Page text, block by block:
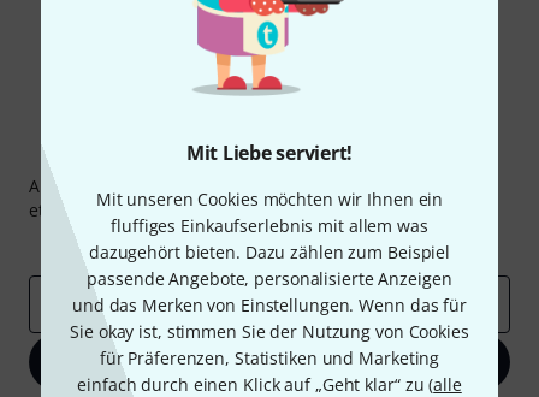
Mit Liebe serviert!
Mit unseren Cookies möchten wir Ihnen ein
fluffiges Einkaufserlebnis mit allem was
dazugehört bieten. Dazu zählen zum Beispiel
passende Angebote, personalisierte Anzeigen
und das Merken von Einstellungen. Wenn das für
Sie okay ist, stimmen Sie der Nutzung von Cookies
für Präferenzen, Statistiken und Marketing
einfach durch einen Klick auf „Geht klar“ zu (alle
Thomann Newsletter
Abonniere den Thomann Newsletter und gewinne mit
etwas Glück einen von50 Gutscheinenüber jeweils
Inspirierende Beiträge
Deals Thomann Insights
E-Mail-Adresse*
Jetzt anmelden